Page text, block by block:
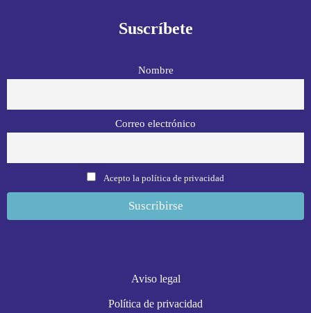
Suscríbete
Nombre
Correo electrónico
Acepto la política de privacidad
Aviso legal
Política de privacidad